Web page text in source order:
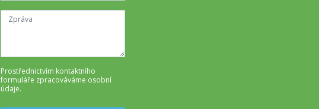
Prostřednictvím kontaktního
formuláře zpracováváme osobní
údaje.